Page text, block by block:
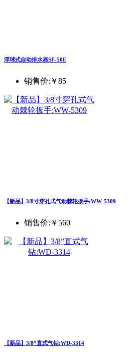
浮球式自动排水器SF-50E
销售价: ￥85
【新品】3/8寸穿孔式气动棘轮扳手:WW-5309
销售价: ￥560
【新品】3/8”直式气钻:WD-3314